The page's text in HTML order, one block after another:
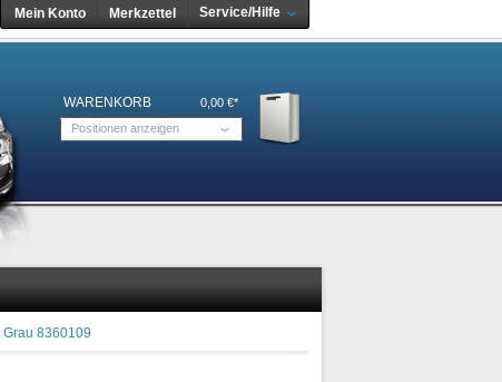
Mein Konto Merkzettel Service/Hilfe
WARENKORB
0,00 €*
Positionen anzeigen
8360109